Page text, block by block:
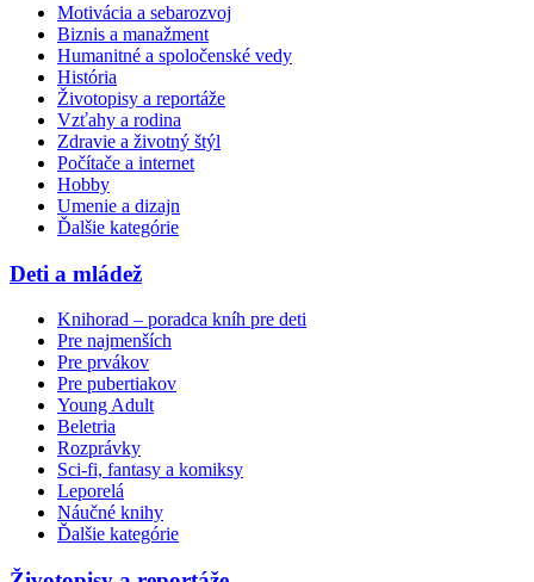
Motivácia a sebarozvoj
Biznis a manažment
Humanitné a spoločenské vedy
História
Životopisy a reportáže
Vzťahy a rodina
Zdravie a životný štýl
Počítače a internet
Hobby
Umenie a dizajn
Ďalšie kategórie
Deti a mládež
Knihorad – poradca kníh pre deti
Pre najmenších
Pre prvákov
Pre pubertiakov
Young Adult
Beletria
Rozprávky
Sci-fi, fantasy a komiksy
Leporelá
Náučné knihy
Ďalšie kategórie